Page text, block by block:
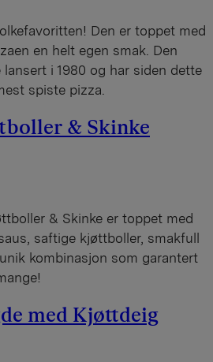
Den er toppet med
en helt egen smak. Den
i 1980 og har siden dette
spiste pizza.
& Skinke
& Skinke er toppet med
saftige kjøttboller, smakfull
kombinasjon som garantert
med Kjøttdeig